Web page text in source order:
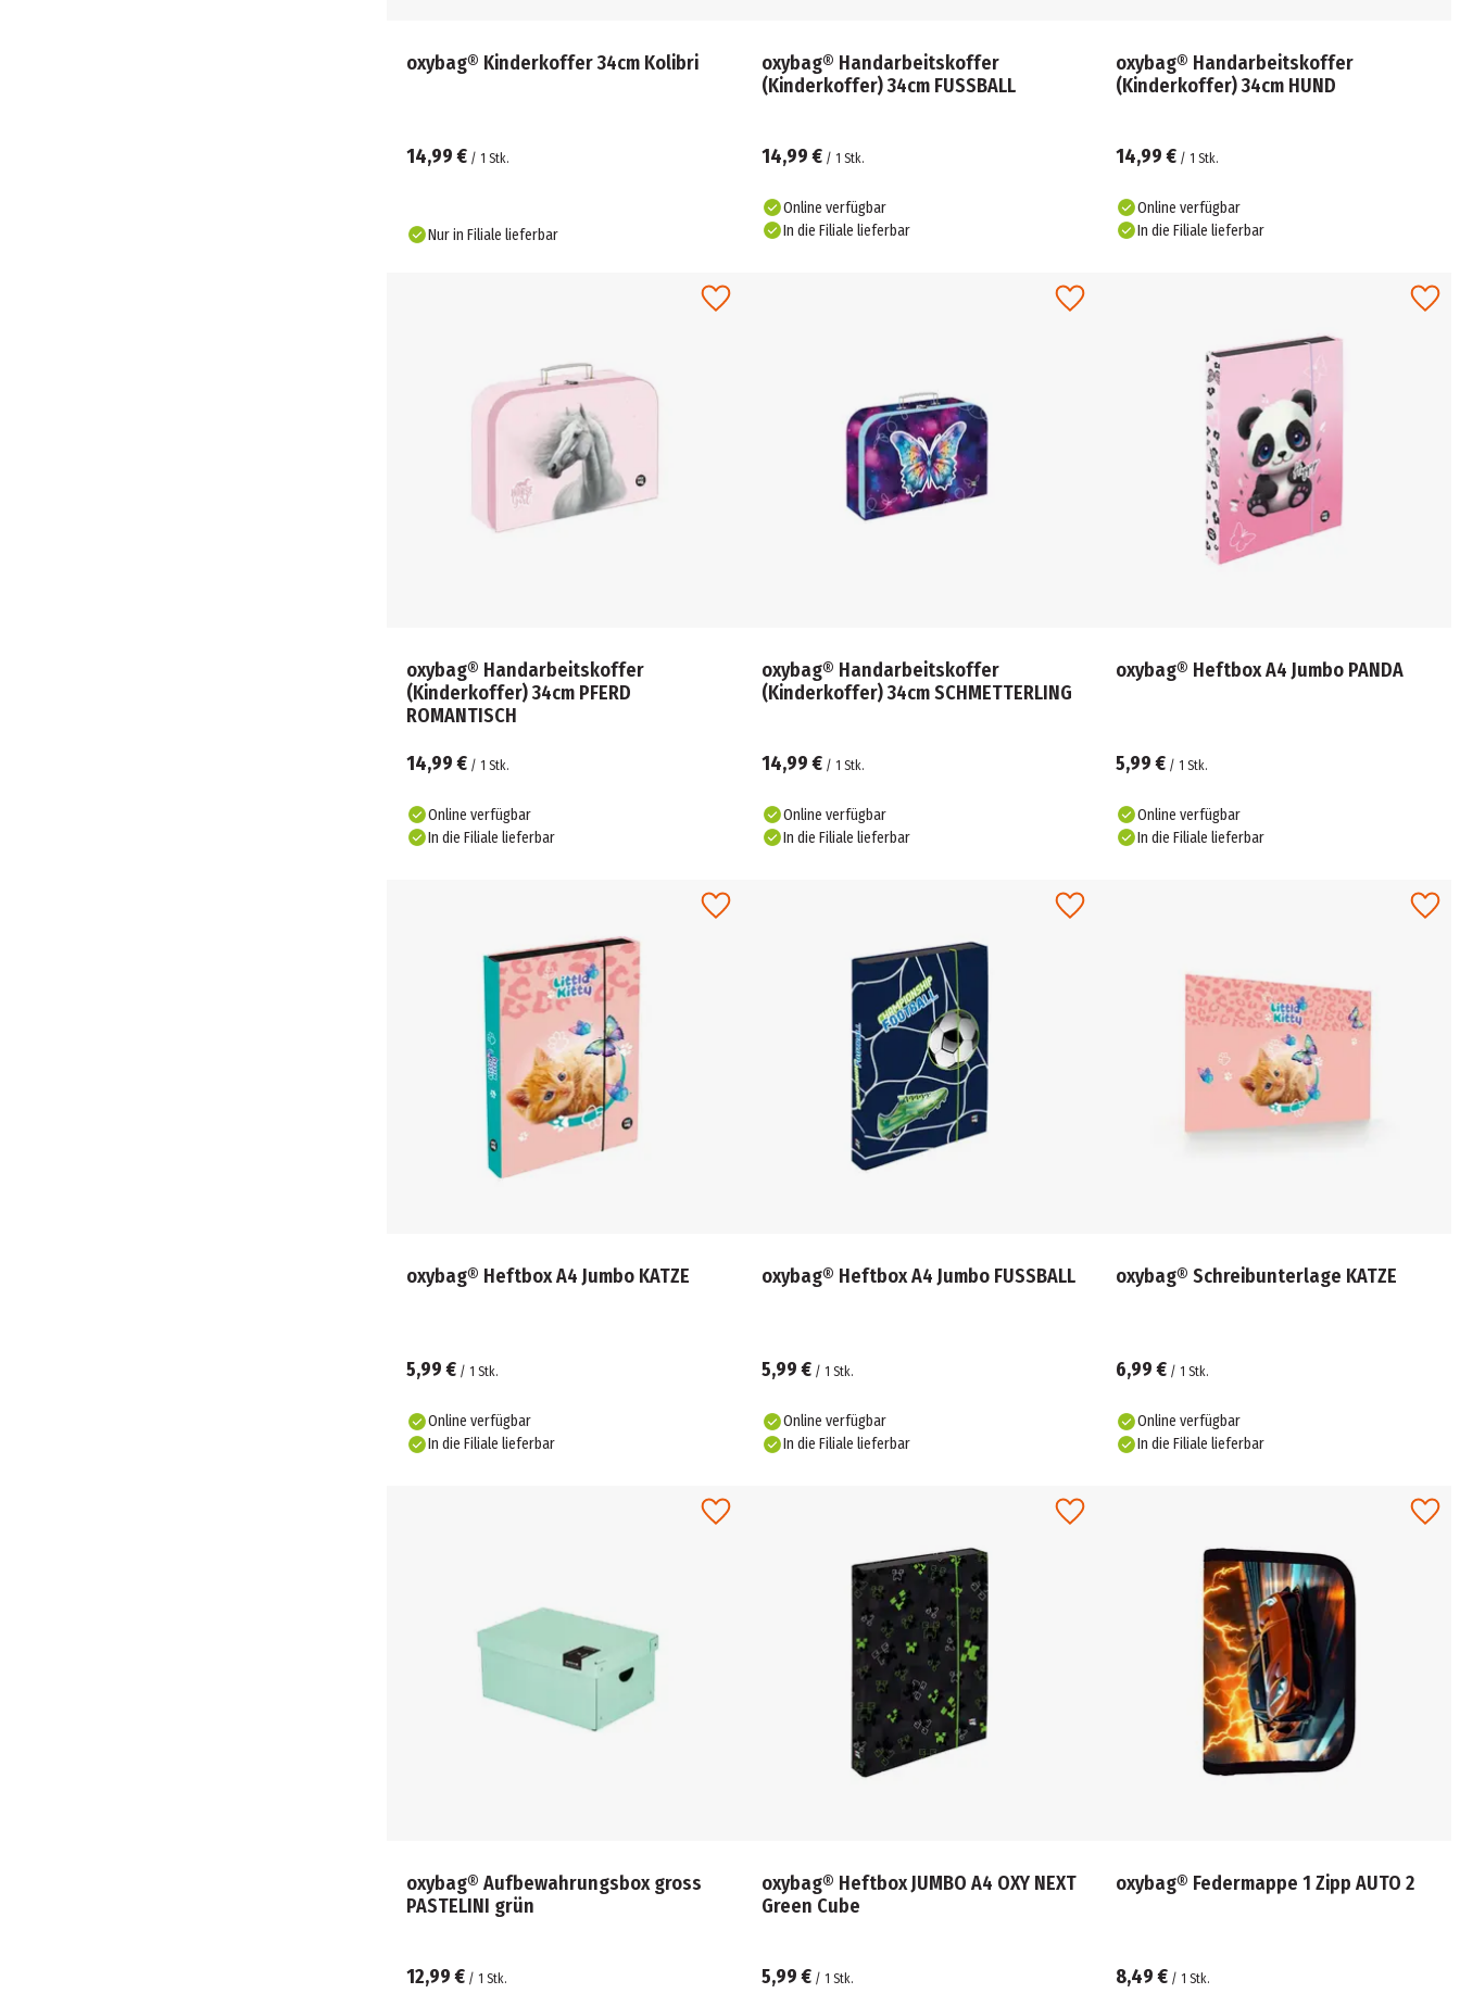
oxybag® Kinderkoffer 34cm Kolibri
14,99 € / 1 Stk.
Nur in Filiale lieferbar
oxybag® Handarbeitskoffer
(Kinderkoffer) 34cm FUSSBALL
14,99 €/ 1 Stk.
Online verfügbar
In die Filiale lieferbar
oxybag® Handarbeitskoffer
(Kinderkoffer) 34cm HUND
14,99 € / 1 Stk.
Online verfügbar
In die Filiale lieferbar
oxybag® Handarbeitskoffer
(Kinderkoffer) 34cm PFERD
ROMANTISCH
14,99 € / 1 Stk.
Online verfügbar
In die Filiale lieferbar
oxybag® Handarbeitskoffer
(Kinderkoffer) 34cm SCHMETTERLING
14,99 €/ 1 Stk.
Online verfügbar
In die Filiale lieferbar
oxybag® Heftbox A4 Jumbo PANDA
5,99 € / 1 Stk.
Online verfügbar
In die Filiale lieferbar
oxybag® Heftbox A4 Jumbo KATZE
5,99 € / 1 Stk.
Online verfügbar
In die Filiale lieferbar
oxybag® Heftbox A4 Jumbo FUSSBALL
5,99 €/ 1 Stk.
Online verfügbar
In die Filiale lieferbar
oxybag® Schreibunterlage KATZE
6,99 € / 1 Stk.
Online verfügbar
In die Filiale lieferbar
oxybag® Aufbewahrungsbox gross
PASTELINI grün
12,99 € / 1 Stk.
oxybag® Heftbox JUMBO A4 OXY NEXT
Green Cube
5,99 €/ 1 Stk.
oxybag® Federmappe 1 Zipp AUTO 2
8,49 € / 1 Stk.